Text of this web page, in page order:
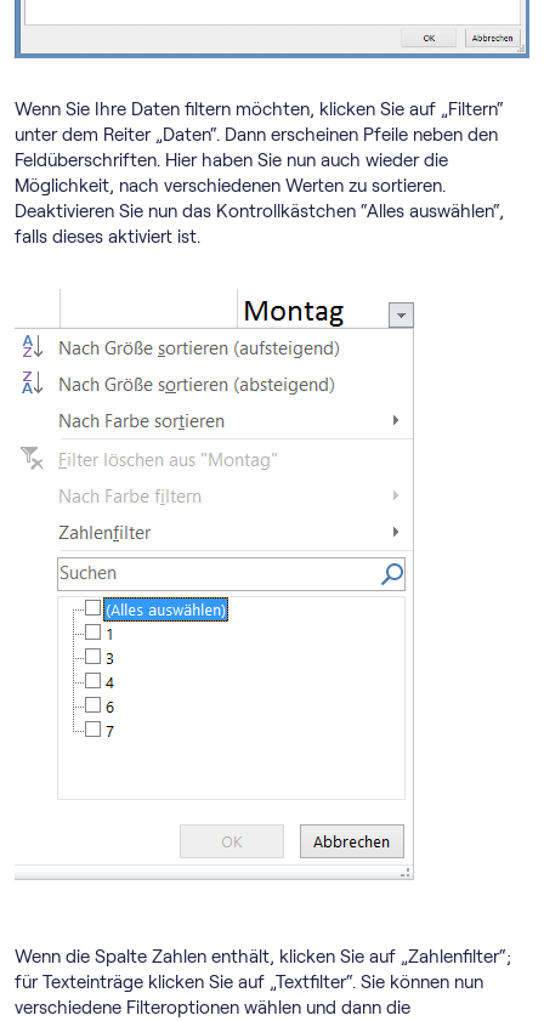
Wenn Sie Ihre Daten filtern möchten, klicken Sie auf „Filtern“
unter dem Reiter „Daten“. Dann erscheinen Pfeile neben den
Feldüberschriften. Hier haben Sie nun auch wieder die
Möglichkeit, nach verschiedenen Werten zu sortieren.
Deaktivieren Sie nun das Kontrollkästchen “Alles auswählen“,
falls dieses aktiviert ist.
Wenn die Spalte Zahlen enthält, klicken Sie auf „Zahlenfilter“;
für Texteinträge klicken Sie auf „Textfilter“. Sie können nun
verschiedene Filteroptionen wählen und dann die